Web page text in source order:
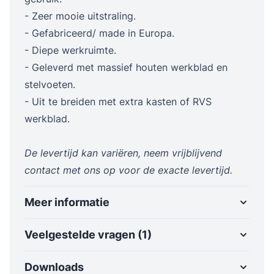
- Zeer mooie uitstraling.
- Gefabriceerd/ made in Europa.
- Diepe werkruimte.
- Geleverd met massief houten werkblad en
stelvoeten.
- Uit te breiden met extra kasten of RVS
werkblad.
De levertijd kan variëren, neem vrijblijvend
contact met ons op voor de exacte levertijd.
Meer informatie
Veelgestelde vragen (1)
Downloads